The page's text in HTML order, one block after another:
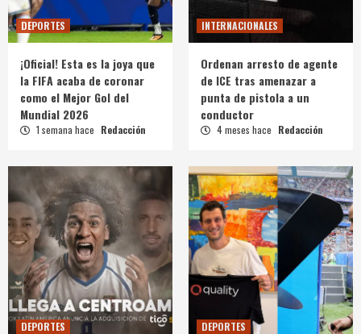
DEPORTES
¡Oficial! Esta es la joya que
la FIFA acaba de coronar
como el Mejor Gol del
Mundial 2026
1 semana hace Redacción
INTERNACIONALES
Ordenan arresto de agente
de ICE tras amenazar a
punta de pistola a un
conductor
4 meses hace Redacción
DEPORTES DEPORTES